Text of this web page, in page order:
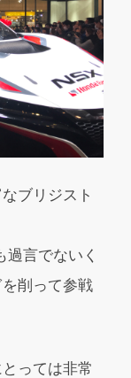
ブリジスト
言でないく
削って参戦
っては非常